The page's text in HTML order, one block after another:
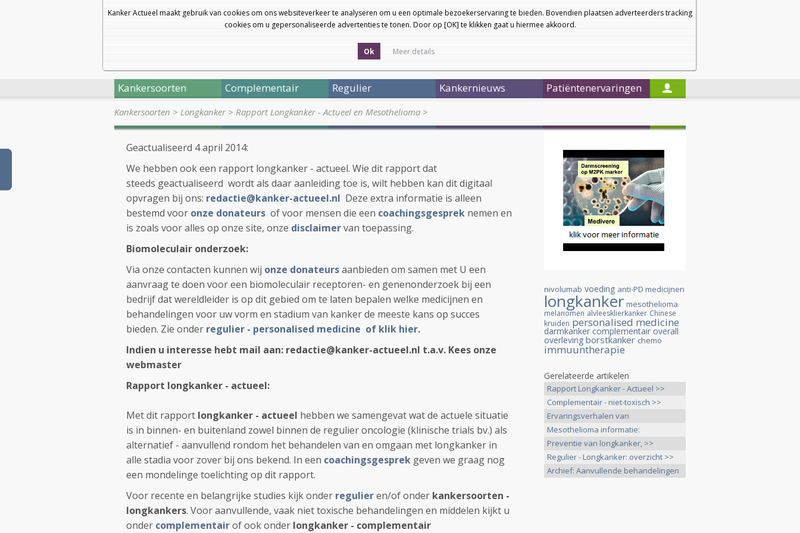
Kanker Actueel maakt gebruik van cookies om ons websiteverkeer te analyseren om u een optimale bezoekerservaring te bieden. Bovendien plaatsen adverteerders tracking
cookies om u gepersonaliseerde advertenties te tonen. Door op [OK] te klikken gaat u hiermee akkoord.
Ok Meer details
a
a
Nieuwsbrief
Startpagina
Kankersoorten Complementair Regulier Kankernieuws Patiëntenervaringen
Kankersoorten > Longkanker> Rapport Longkanker - Actueel en Mesothelioma >
Geactualiseerd 4 april 2014:
We hebben ook een rapport longkanker - actueel. Wie dit rapport dat
steeds geactualiseerd wordt als daar aanleiding toe is, wilt hebben kan dit digitaal
opvragen bij ons: redactie@kanker-actueel.nl Deze extra informatie is alleen
bestemd voor onze donateurs of voor mensen die een coachingsgesprek nemen en
is zoals voor alles op onze site, onze disclaimervan toepassing.
Biomoleculair onderzoek:
Via onze contacten kunnen wij onze donateursaanbieden om samen met U een
aanvraag te doen voor een biomoleculair receptoren- en genenonderzoek bij een
bedrijf dat wereldleider is op dit gebied om te laten bepalen welke medicijnen en
behandelingen voor uw vorm en stadium van kanker de meeste kans op succes
bieden. Zie onder regulier - personalised medicine of klik hier.
Indien u interesse hebt mail aan: redactie@kanker-actueel.nl t.a.v. Kees onze
webmaster
Rapport longkanker - actueel:
Met dit rapport longkanker - actueel hebben we samengevat wat de actuele situatie
is in binnen- en buitenland zowel binnen de regulier oncologie (klinische trials bv.) als
alternatief - aanvullend rondom het behandelen van en omgaan met longkanker in
alle stadia voor zover bij ons bekend. In een coachingsgesprek geven we graag nog
een mondelinge toelichting op dit rapport.
Voor recente en belangrijke studies kijk onder regulieren/of onder kankersoorten -
longkankers. Voor aanvullende, vaak niet toxische behandelingen en middelen kijkt u
onder complementairof ook onder longkanker - complementair
nivolumab voeding anti-PD medicijnen
longkanker mesothelioma
melanomen alvleesklierkanker Chinese
kruiden personalised medicine
darmkanker complementair overall
overleving borstkanker chemo
immuuntherapie
Gerelateerde artikelen
Rapport Longkanker - Actueel >>
Complementair - niet-toxisch >>
Ervaringsverhalen van
longkankerpatiënten >>
Mesothelioma informatie:
longvlieskanker >>
Preventie van longkanker, >>
Regulier - Longkanker: overzicht >>
Archief: Aanvullende behandelingen